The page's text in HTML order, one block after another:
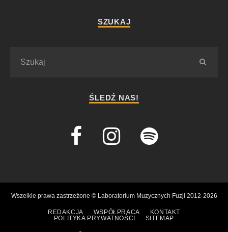
SZUKAJ
ŚLEDŹ NAS!
Wszelkie prawa zastrzeżone © Laboratorium Muzycznych Fuzji 2012-2026
REDAKCJA WSPÓŁPRACA
KONTAKT
POLITYKA PRYWATNOŚCI
SITEMAP